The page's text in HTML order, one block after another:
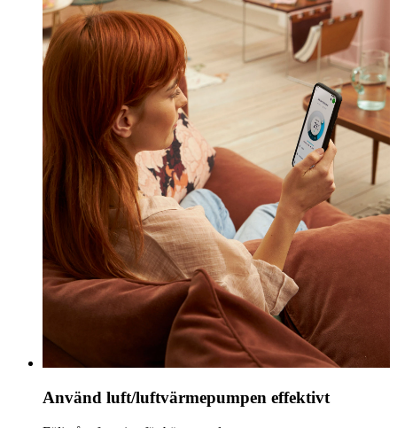
Använd luft/luftvärmepumpen effektivt